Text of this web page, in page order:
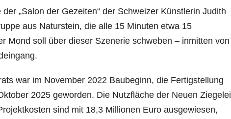
„Salon der Gezeiten“ der Schweizer Künstlerin Judith
aus Naturstein, die alle 15 Minuten etwa 15
Mond soll über dieser Szenerie schweben – inmitten von
war im November 2022 Baubeginn, die Fertigstellung
2025 geworden. Die Nutzfläche der Neuen Ziegelei
sind mit 18,3 Millionen Euro ausgewiesen,